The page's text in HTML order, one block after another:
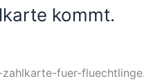
kommt.
fuer-